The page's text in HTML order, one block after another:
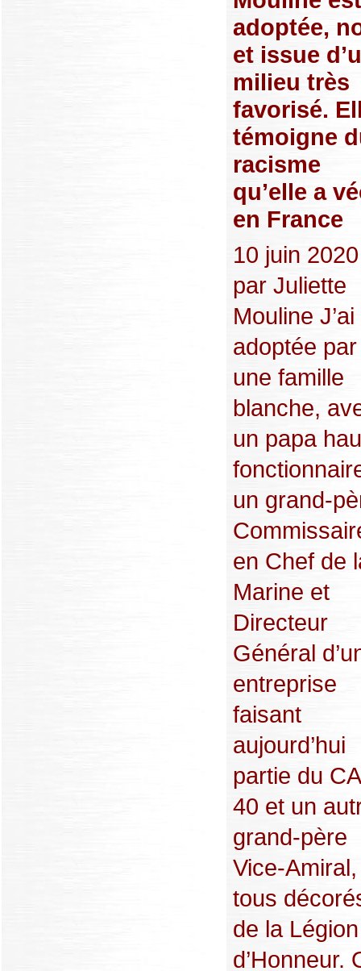
adoptée,
et issue
milieu très
favorisé.
témoigne
racisme
qu’elle a
en France
10 juin
par Juliette
Mouline
adoptée par
une famille
blanche,
un papa
un grand-
en Chef de
Marine et
Directeur
Général
entreprise
faisant
aujourd’hui
partie du
40 et un
grand-père
Vice-Amiral,
tous
de la Légion
d’Honneur.